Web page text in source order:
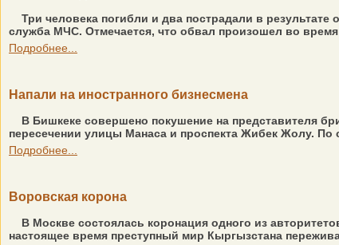
Три человека погибли и два пострадали в
служба МЧС. Отмечается, что обвал произошел во
Подробнее...
Напали на иностранного бизнесмена
В Бишкеке совершено покушение на представителя
пересечении улицы Манаса и проспекта Жибек Жолу.
Подробнее...
Воровская корона
В Москве состоялась коронация одного из
настоящее время преступный мир Кыргызстана